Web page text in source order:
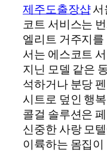
제주도출장샵서
코트 서비스는
엘리트 거주지
서는 에스코트
지닌 모델 같은
석하거나 분당
시트로 덮인 행
콜걸 솔루션은
신중한 사랑 모
이륙하는 몸집